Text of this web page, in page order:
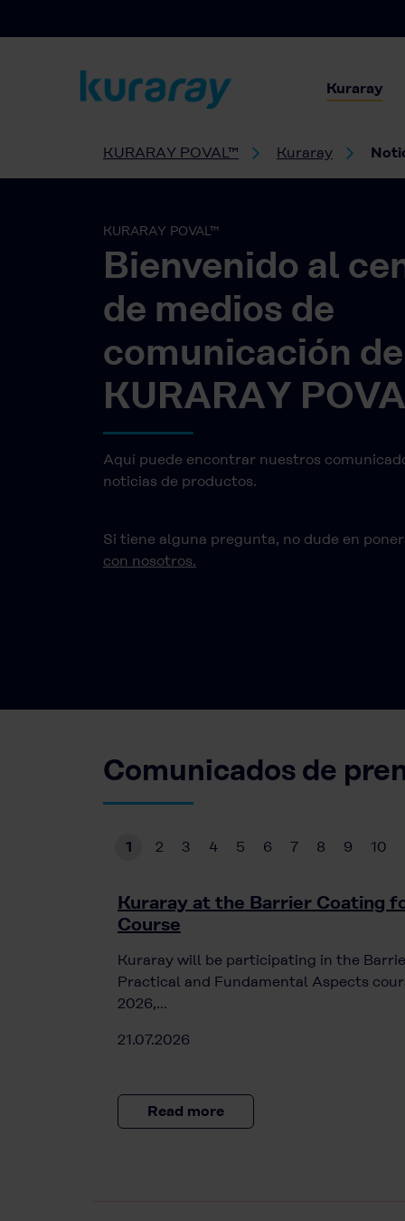
Kuraray
KURARAY POVAL™ Kuraray
KURARAY POVAL™
Bienvenido al
de medios de
comunicación de
KURARAY
Aquí puede encontrar nuestros
noticias de productos.
Si tiene alguna pregunta, no dude en
con nosotros.
Comunicados de
1 2 3 4 5 6 7 8 9 10
Kuraray at the Barrier Coating
Course
Kuraray will be participating in the
Practical and Fundamental Aspects
2026,…
21.07.2026
Read more